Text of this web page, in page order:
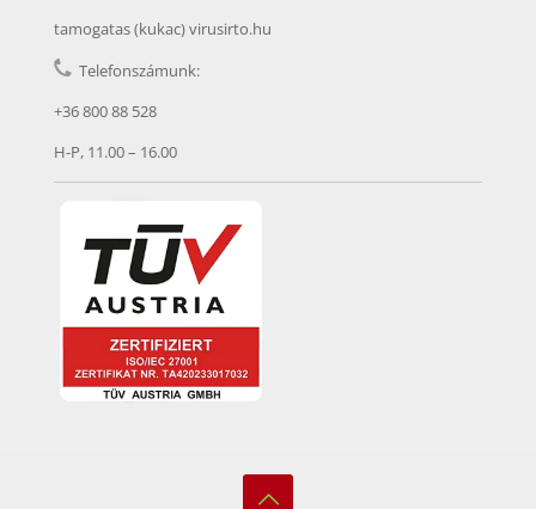
tamogatas (kukac) virusirto.hu
Telefonszámunk:
+36 800 88 528
H-P, 11.00 – 16.00